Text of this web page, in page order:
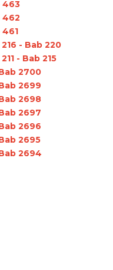
463
462
- Bab 220
- Bab 215
2700
2699
2698
2697
2696
2695
2694